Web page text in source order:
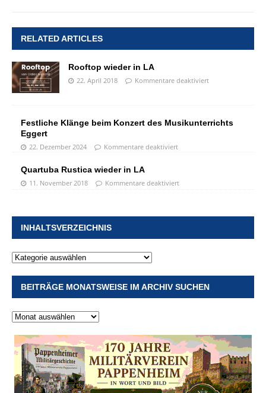
RELATED ARTICLES
Rooftop wieder in LA
22. April 2018 Kommentare deaktiviert
Festliche Klänge beim Konzert des Musikunterrichts
Eggert
22. Dezember 2024 Kommentare deaktiviert
Quartuba Rustica wieder in LA
11. November 2018 Kommentare deaktiviert
INHALTSVERZEICHNIS
BEITRÄGE MONATSWEISE IM ARCHIV SUCHEN